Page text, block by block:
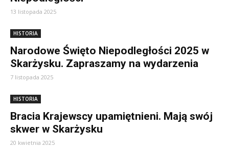
13 listopada 2025
HISTORIA
Narodowe Święto Niepodległości 2025 w
Skarżysku. Zapraszamy na wydarzenia
7 listopada 2025
HISTORIA
Bracia Krajewscy upamiętnieni. Mają swój
skwer w Skarżysku
20 kwietnia 2025